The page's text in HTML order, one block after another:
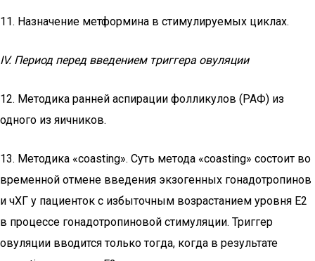
11. Назначение метформина в стимулируемых циклах.
IV. Период перед введением триггера овуляции
12. Методика ранней аспирации фолликулов (РАФ) из
одного из яичников.
13. Методика «coasting». Суть метода «coasting» состоит во
временной отмене введения экзогенных гонадотропинов
и чХГ у пациенток с избыточным возрастанием уровня Е2
в процессе гонадотропиновой стимуляции. Триггер
овуляции вводится только тогда, когда в результате